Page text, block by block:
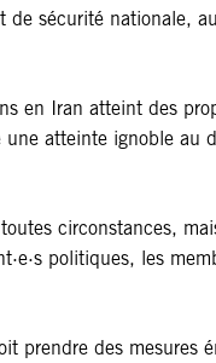
de sécurité nationale,
en Iran atteint des
atteinte ignoble au
circonstances,
politiques, les
prendre des mesures